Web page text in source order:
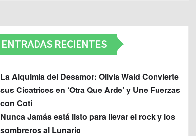
ENTRADAS RECIENTES
La Alquimia del Desamor: Olivia Wald Convierte
sus Cicatrices en ‘Otra Que Arde’ y Une Fuerzas
con Coti
Nunca Jamás está listo para llevar el rock y los
sombreros al Lunario